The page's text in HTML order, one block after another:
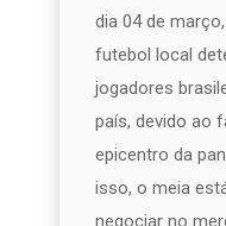
dia 04 de
futebol local
jogadores
país, devido ao
epicentro da
isso, o meia
negociar no